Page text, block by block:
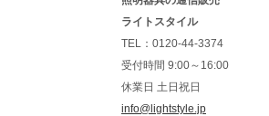
ライトスタイル
TEL：0120-44-3374
受付時間 9:00～16:00
休業日 土日祝日
info@lightstyle.jp